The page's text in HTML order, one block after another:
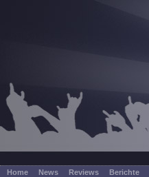
Home News Reviews Berichte